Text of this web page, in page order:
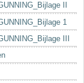
II
1
III